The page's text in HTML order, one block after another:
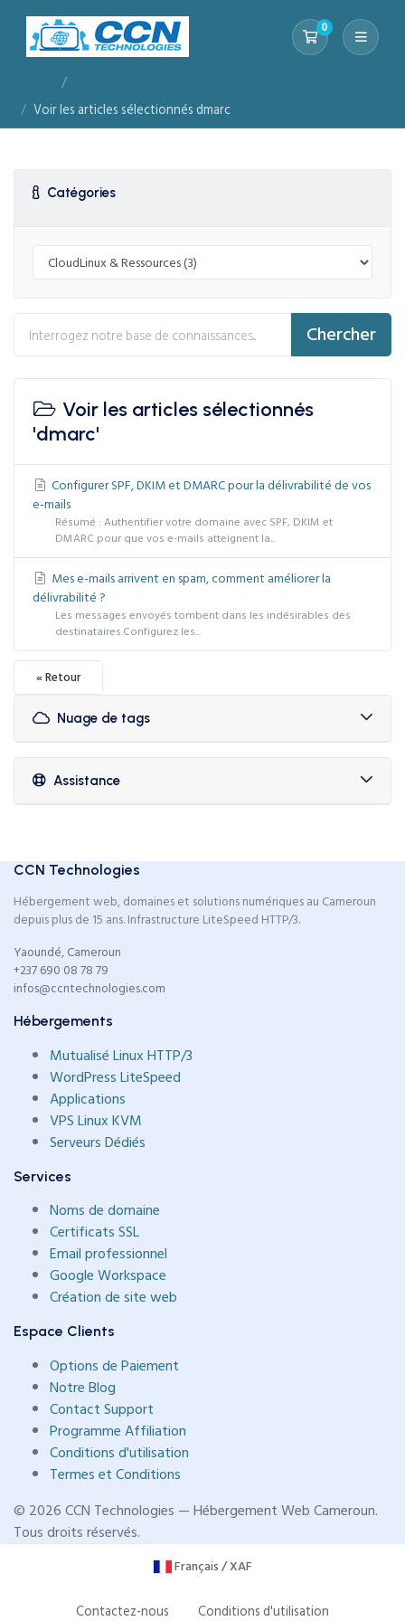
0
Votre panier
Voir les articles sélectionnés dmarc
Catégories
Chercher
Voir les articles sélectionnés
'dmarc'
Configurer SPF, DKIM et DMARC pour la délivrabilité de vos
e-mails
Résumé : Authentifier votre domaine avec SPF, DKIM et
DMARC pour que vos e-mails atteignent la...
Mes e-mails arrivent en spam, comment améliorer la
délivrabilité ?
Les messages envoyés tombent dans les indésirables des
destinataires.Configurez les...
« Retour
Nuage de tags
Assistance
CCN Technologies
Hébergement web, domaines et solutions numériques au Cameroun
depuis plus de 15 ans. Infrastructure LiteSpeed HTTP/3.
Yaoundé, Cameroun
+237 690 08 78 79
infos@ccntechnologies.com
Hébergements
Mutualisé Linux HTTP/3
WordPress LiteSpeed
Applications
VPS Linux KVM
Serveurs Dédiés
Services
Noms de domaine
Certificats SSL
Email professionnel
Google Workspace
Création de site web
Espace Clients
Options de Paiement
Notre Blog
Contact Support
Programme Affiliation
Conditions d'utilisation
Termes et Conditions
© 2026 CCN Technologies — Hébergement Web Cameroun.
Tous droits réservés.
Français / XAF
Contactez-nous Conditions d'utilisation